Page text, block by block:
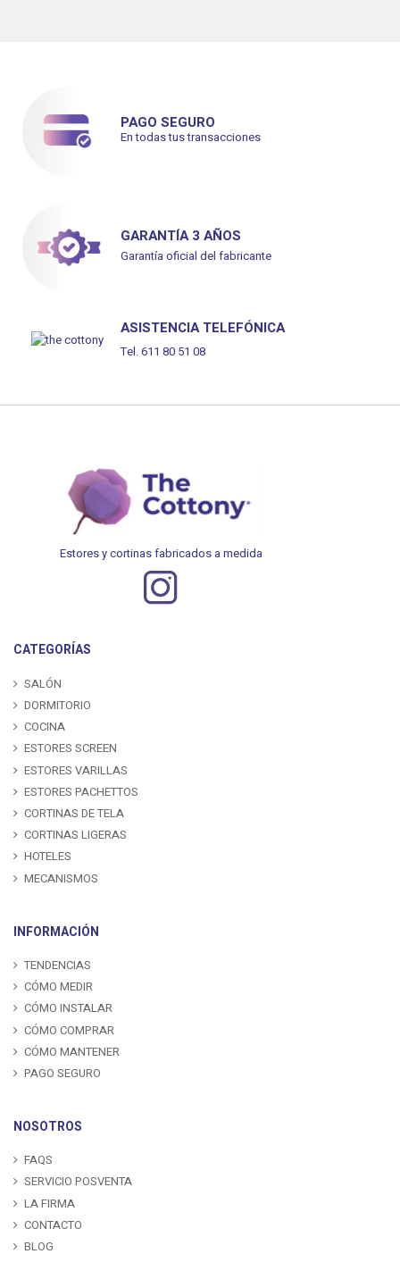
PAGO SEGURO
En todas tus transacciones
GARANTÍA 3 AÑOS
Garantía oficial del fabricante
ASISTENCIA TELEFÓNICA
Tel. 611 80 51 08
Estores y cortinas fabricados a medida
CATEGORÍAS
SALÓN
DORMITORIO
COCINA
ESTORES SCREEN
ESTORES VARILLAS
ESTORES PACHETTOS
CORTINAS DE TELA
CORTINAS LIGERAS
HOTELES
MECANISMOS
INFORMACIÓN
TENDENCIAS
CÓMO MEDIR
CÓMO INSTALAR
CÓMO COMPRAR
CÓMO MANTENER
PAGO SEGURO
NOSOTROS
FAQS
SERVICIO POSVENTA
LA FIRMA
CONTACTO
BLOG